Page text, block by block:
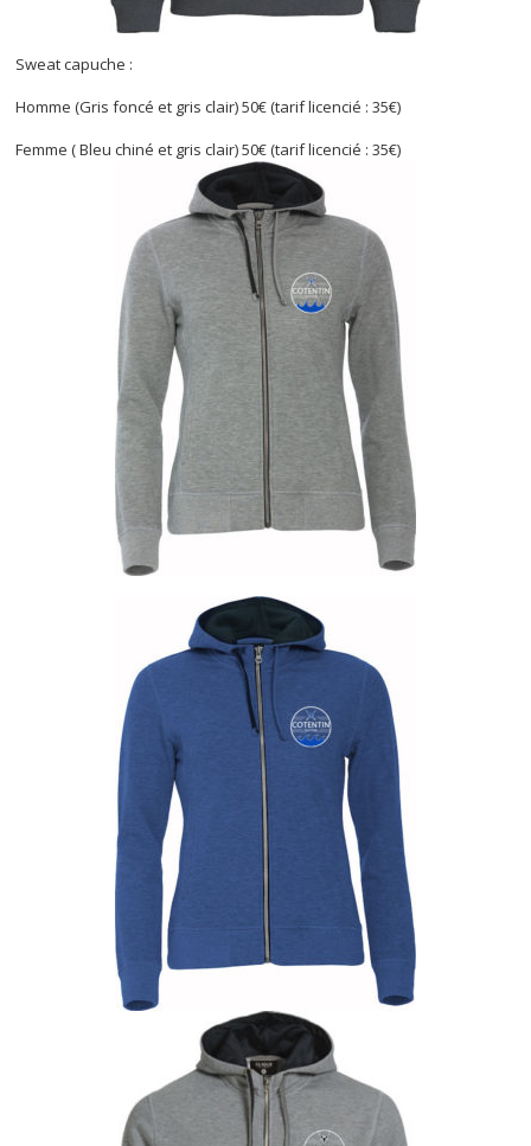
Sweat capuche :
Homme (Gris foncé et gris clair) 50€ (tarif licencié : 35€)
Femme ( Bleu chiné et gris clair) 50€ (tarif licencié : 35€)